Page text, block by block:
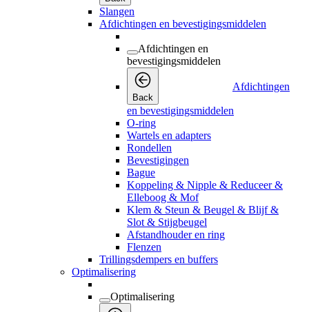
Slangen
Afdichtingen en bevestigingsmiddelen
Afdichtingen en
bevestigingsmiddelen
Back
Afdichtingen
en bevestigingsmiddelen
O-ring
Wartels en adapters
Rondellen
Bevestigingen
Bague
Koppeling & Nipple & Reduceer &
Elleboog & Mof
Klem & Steun & Beugel & Blijf &
Slot & Stijgbeugel
Afstandhouder en ring
Flenzen
Trillingsdempers en buffers
Optimalisering
Optimalisering